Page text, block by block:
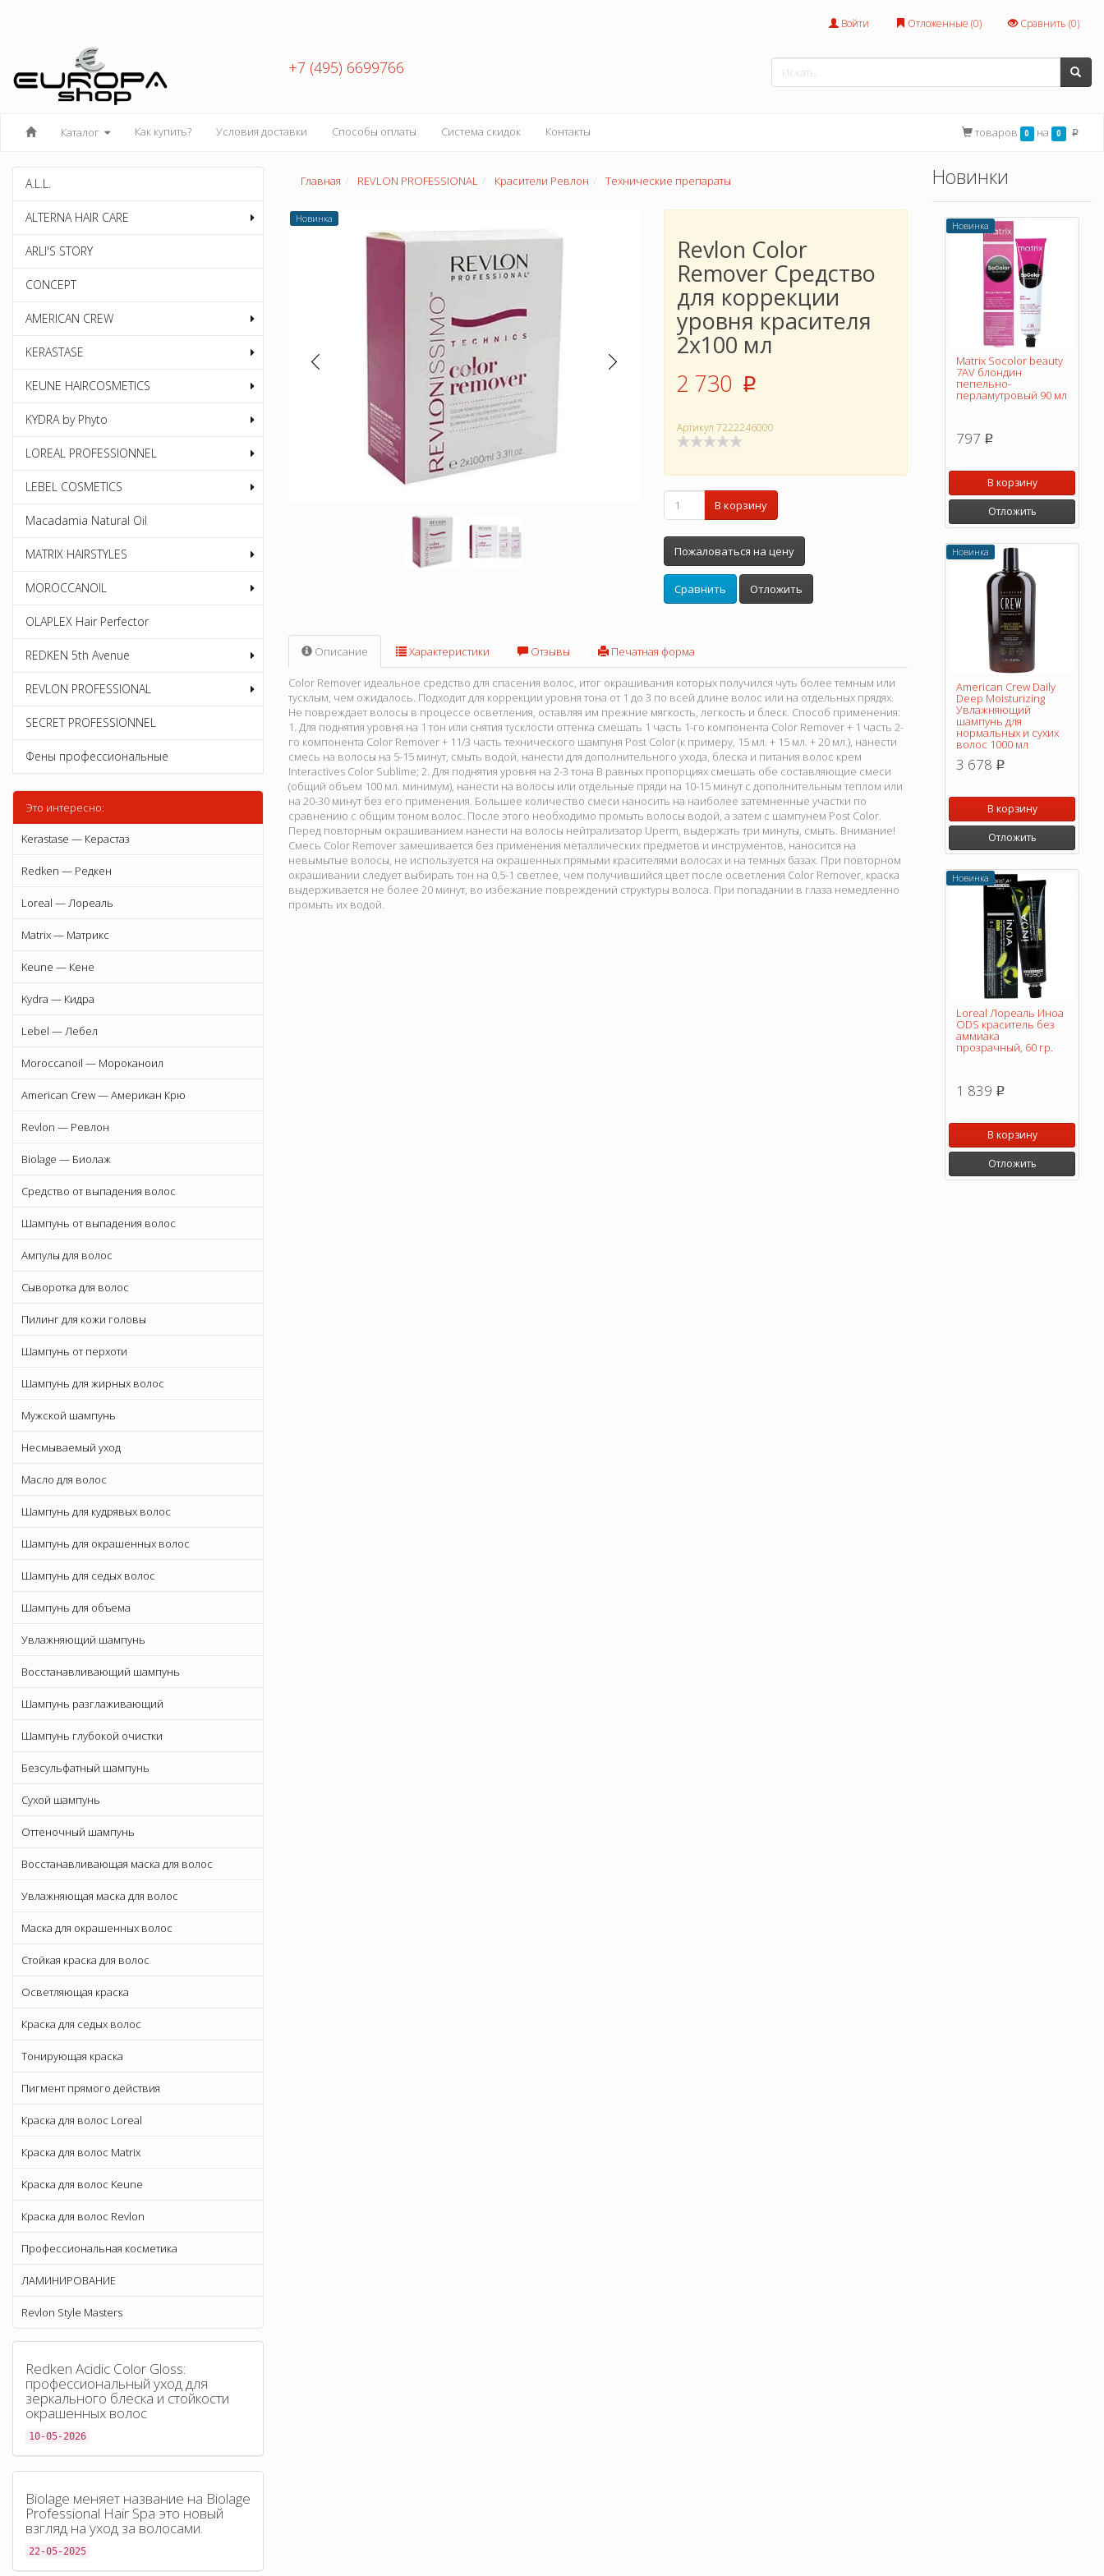
Войти Отложенные (0) Сравнить (0)
+7 (495) 6699766
Каталог Как купить? Условия доставки Способы оплаты Система скидок Контакты товаров 0 на 0 p
A.L.L.
ALTERNA HAIR CARE
ARLI'S STORY
CONCEPT
AMERICAN CREW
KERASTASE
KEUNE HAIRCOSMETICS
KYDRA by Phyto
LOREAL PROFESSIONNEL
LEBEL COSMETICS
Macadamia Natural Oil
MATRIX HAIRSTYLES
MOROCCANOIL
OLAPLEX Hair Perfector
REDKEN 5th Avenue
REVLON PROFESSIONAL
SECRET PROFESSIONNEL
Фены профессиональные
Это интересно:
Kerastase — Керастаз
Redken — Редкен
Loreal — Лореаль
Matrix — Матрикс
Keune — Кене
Kydra — Кидра
Lebel — Лебел
Moroccanoil — Мороканоил
American Crew — Американ Крю
Revlon — Ревлон
Biolage — Биолаж
Средство от выпадения волос
Шампунь от выпадения волос
Ампулы для волос
Сыворотка для волос
Пилинг для кожи головы
Шампунь от перхоти
Шампунь для жирных волос
Мужской шампунь
Несмываемый уход
Масло для волос
Шампунь для кудрявых волос
Шампунь для окрашенных волос
Шампунь для седых волос
Шампунь для объема
Увлажняющий шампунь
Восстанавливающий шампунь
Шампунь разглаживающий
Шампунь глубокой очистки
Безсульфатный шампунь
Сухой шампунь
Оттеночный шампунь
Восстанавливающая маска для волос
Увлажняющая маска для волос
Маска для окрашенных волос
Стойкая краска для волос
Осветляющая краска
Краска для седых волос
Тонирующая краска
Пигмент прямого действия
Краска для волос Loreal
Краска для волос Matrix
Краска для волос Keune
Краска для волос Revlon
Профессиональная косметика
ЛАМИНИРОВАНИЕ
Revlon Style Masters
Redken Acidic Color Gloss:
профессиональный уход для
зеркального блеска и стойкости
окрашенных волос
10-05-2026
Biolage меняет название на Biolage
Professional Hair Spa это новый
взгляд на уход за волосами.
22-05-2025
Главная REVLON PROFESSIONAL Красители Ревлон Технические препараты
Новинка
Revlon Color
Remover Средство
для коррекции
уровня красителя
2x100 мл
2 730 p
Артикул 7222246000
В корзину
Пожаловаться на цену
Сравнить Отложить
Описание Характеристики Отзывы Печатная форма
Color Remover идеальное средство для спасения волос, итог окрашивания которых получился чуть более темным или
тусклым, чем ожидалось. Подходит для коррекции уровня тона от 1 до 3 по всей длине волос или на отдельных прядях.
Не повреждает волосы в процессе осветления, оставляя им прежние мягкость, легкость и блеск. Способ применения:
1. Для поднятия уровня на 1 тон или снятия тусклости оттенка смешать 1 часть 1-го компонента Color Remover + 1 часть 2-
го компонента Color Remover + 11/3 часть технического шампуня Post Color (к примеру, 15 мл. + 15 мл. + 20 мл.), нанести
смесь на волосы на 5-15 минут, смыть водой, нанести для дополнительного ухода, блеска и питания волос крем
Interactives Color Sublime; 2. Для поднятия уровня на 2-3 тона В равных пропорциях смешать обе составляющие смеси
(общий объем 100 мл. минимум), нанести на волосы или отдельные пряди на 10-15 минут с дополнительным теплом или
на 20-30 минут без его применения. Большее количество смеси наносить на наиболее затемненные участки по
сравнению с общим тоном волос. После этого необходимо промыть волосы водой, а затем с шампунем Post Color.
Перед повторным окрашиванием нанести на волосы нейтрализатор Uperm, выдержать три минуты, смыть. Внимание!
Смесь Color Remover замешивается без применения металлических предметов и инструментов, наносится на
невымытые волосы, не используется на окрашенных прямыми красителями волосах и на темных базах. При повторном
окрашивании следует выбирать тон на 0,5-1 светлее, чем получившийся цвет после осветления Color Remover, краска
выдерживается не более 20 минут, во избежание повреждений структуры волоса. При попадании в глаза немедленно
промыть их водой.
Новинки
Новинка
Matrix Socolor beauty
7AV блондин
пепельно-
перламутровый 90 мл
797 p
В корзину
Отложить
Новинка
American Crew Daily
Deep Moisturizing
Увлажняющий
шампунь для
нормальных и сухих
волос 1000 мл
3 678 p
В корзину
Отложить
Новинка
Loreal Лореаль Иноа
ODS краситель без
аммиака
прозрачный, 60 гр.
1 839 p
В корзину
Отложить